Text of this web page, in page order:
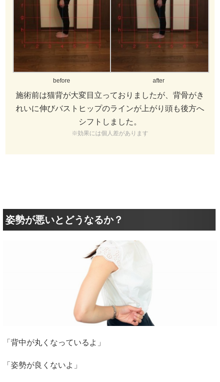
before after
施術前は猫背が大変目立っておりましたが、背骨がき
れいに伸びバストヒップのラインが上がり頭も後方へ
シフトしました。
※効果には個人差があります
姿勢が悪いとどうなるか？
「背中が丸くなっているよ」
「姿勢が良くないよ」